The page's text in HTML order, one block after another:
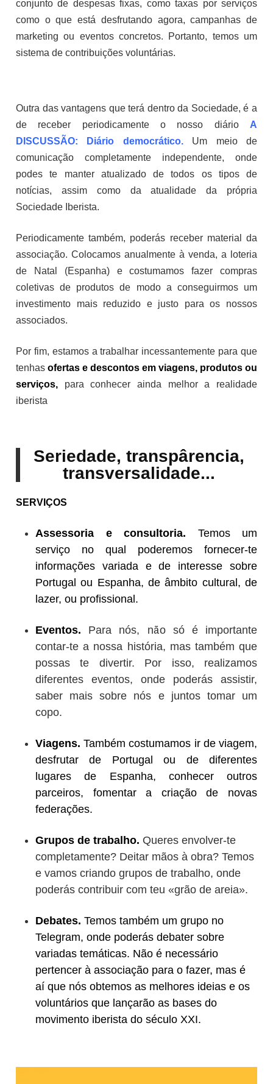
conjunto de despesas fixas, como taxas por serviços
como o que está desfrutando agora, campanhas de
marketing ou eventos concretos. Portanto, temos um
sistema de contribuições voluntárias.
Outra das vantagens que terá dentro da Sociedade, é a
de receber periodicamente o nosso diário A
DISCUSSÃO: Diário democrático.Um meio de
comunicação completamente independente, onde
podes te manter atualizado de todos os tipos de
notícias, assim como da atualidade da própria
Sociedade Iberista.
Periodicamente também, poderás receber material da
associação. Colocamos anualmente à venda, a loteria
de Natal (Espanha) e costumamos fazer compras
coletivas de produtos de modo a conseguirmos um
investimento mais reduzido e justo para os nossos
associados.
Por fim, estamos a trabalhar incessantemente para que
tenhas ofertas e descontos em viagens, produtos ou
serviços, para conhecer ainda melhor a realidade
iberista
Seriedade, transpârencia,
transversalidade...
SERVIÇOS
Assessoria e consultoria. Temos um
serviço no qual poderemos fornecer-te
informações variada e de interesse sobre
Portugal ou Espanha, de âmbito cultural, de
lazer, ou profissional.
Eventos. Para nós, não só é importante
contar-te a nossa história, mas também que
possas te divertir. Por isso, realizamos
diferentes eventos, onde poderás assistir,
saber mais sobre nós e juntos tomar um
copo.
Viagens.Também costumamos ir de viagem,
desfrutar de Portugal ou de diferentes
lugares de Espanha, conhecer outros
parceiros, fomentar a criação de novas
federações.
Grupos de trabalho. Queres envolver-te
completamente? Deitar mãos à obra? Temos
e vamos criando grupos de trabalho, onde
poderás contribuir com teu «grão de areia».
Debates. Temos também um grupo no
Telegram, onde poderás debater sobre
variadas temáticas. Não é necessário
pertencer à associação para o fazer, mas é
aí que nós obtemos as melhores ideias e os
voluntários que lançarão as bases do
movimento iberista do século XXI.